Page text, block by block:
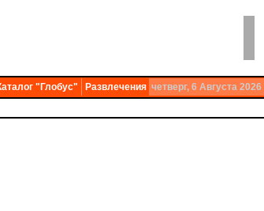
"Глобус" Развлечения четверг, 6 Августа 2026